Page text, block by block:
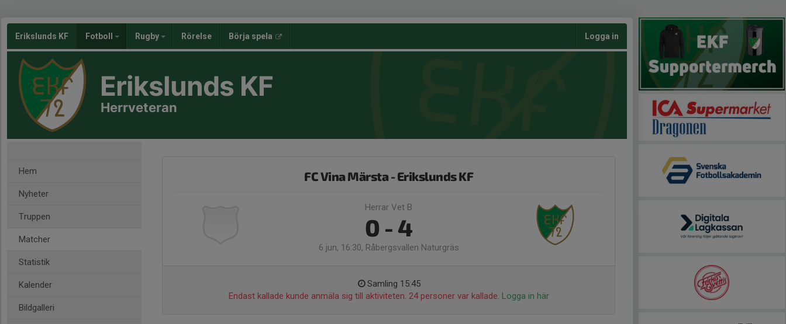
Erikslunds KF Fotboll Rugby Rörelse Börja spela Logga in
Erikslunds KF
Herrveteran
Hem
Nyheter
Truppen
Matcher
Statistik
Kalender
Bildgalleri
FC Vina Märsta - Erikslunds KF
Herrar Vet B
0 - 4
6 jun, 16:30, Råbergsvallen Naturgräs
Samling 15:45
Endast kallade kunde anmäla sig till aktiviteten. 24 personer var kallade. Logga in här